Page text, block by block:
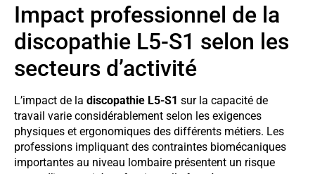
Impact professionnel de la
discopathie L5-S1 selon les
secteurs d’activité
L’impact de la discopathie L5-S1 sur la capacité de
travail varie considérablement selon les exigences
physiques et ergonomiques des différents métiers. Les
professions impliquant des contraintes biomécaniques
importantes au niveau lombaire présentent un risque